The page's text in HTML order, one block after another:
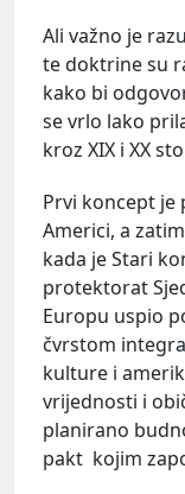
Ali važno je
te doktrine su
kako bi
se vrlo lako
kroz XIX i XX
Prvi koncept
Americi, a
kada je Stari
protektorat
Europu uspio
čvrstom
kulture i
vrijednosti i
planirano
pakt kojim